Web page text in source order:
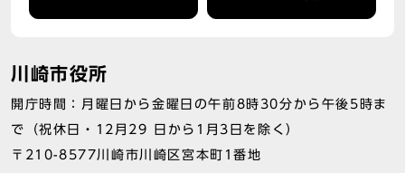
川崎市役所
開庁時間：月曜日から金曜日の午前8時30分から午後5時ま
で（祝休日・12月29 日から1月3日を除く）
〒210-8577川崎市川崎区宮本町1番地